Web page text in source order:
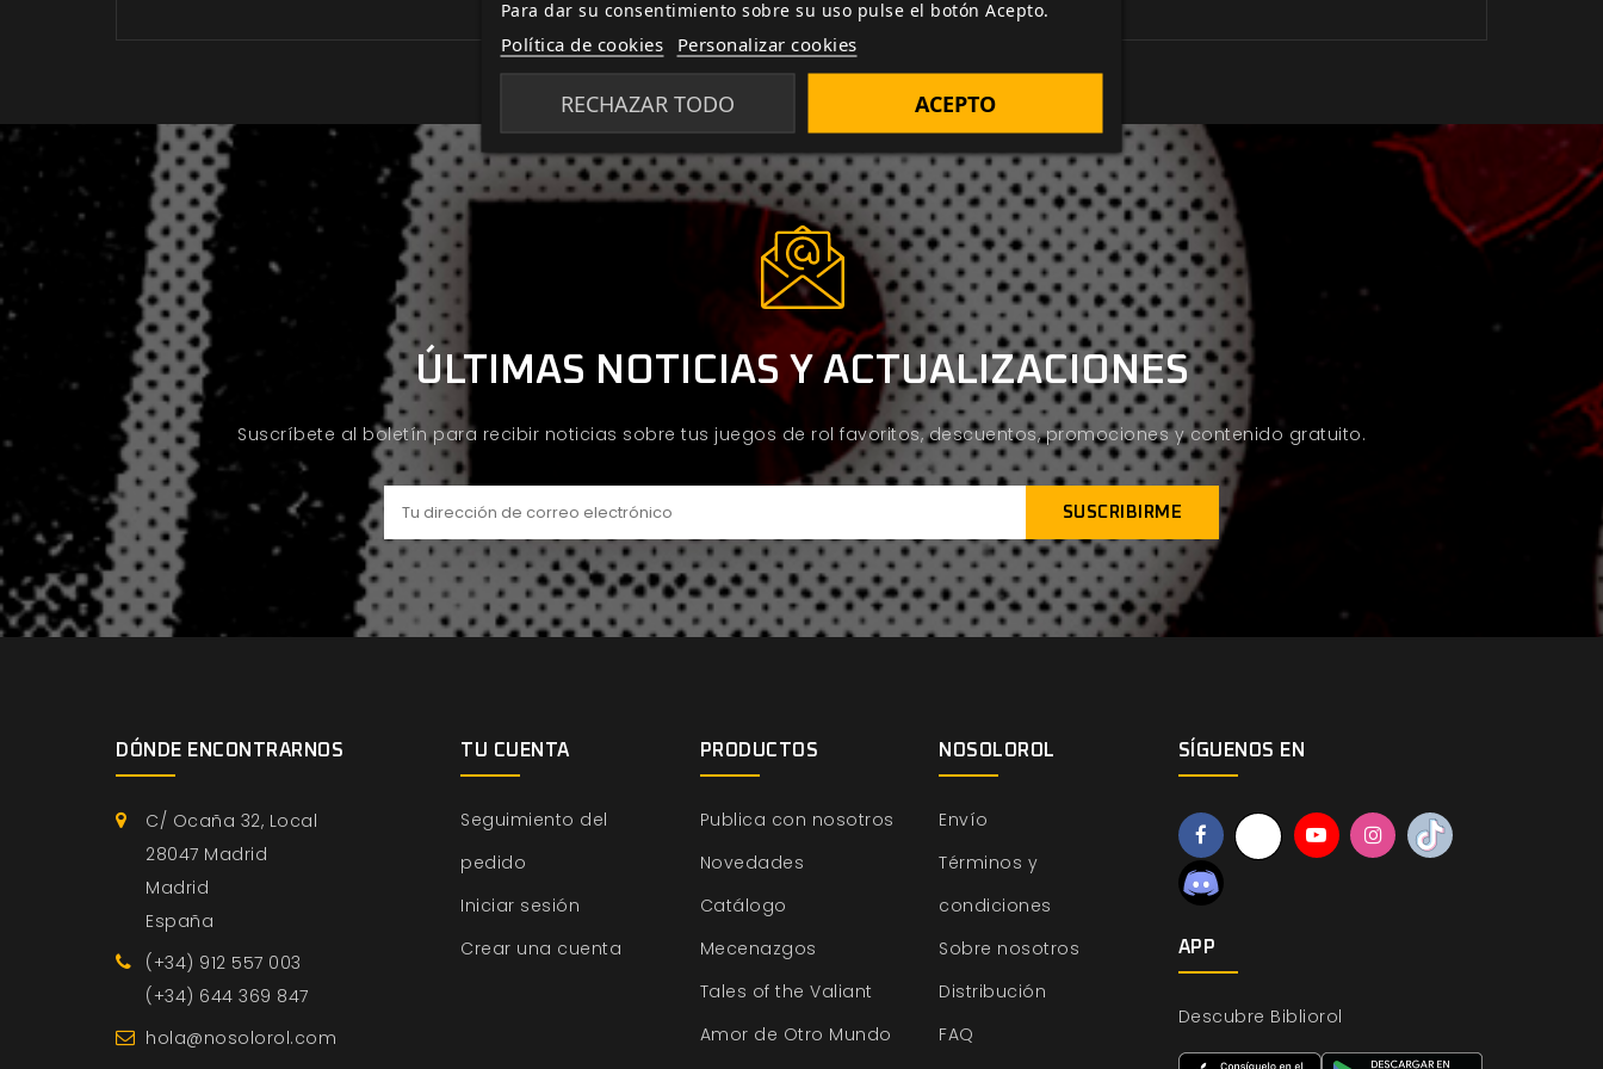
ÚLTIMAS NOTICIAS Y ACTUALIZACIONES
Suscríbete al boletín para recibir noticias sobre tus juegos de rol favoritos, descuentos, promociones y contenido gratuito.
DÓNDE ENCONTRARNOS
C/ Ocaña 32, Local
28047 Madrid
Madrid
España
(+34) 912 557 003
(+34) 644 369 847
hola@nosolorol.com
TU CUENTA
Seguimiento del
pedido
Iniciar sesión
Crear una cuenta
PRODUCTOS
Publica con nosotros
Novedades
Catálogo
Mecenazgos
Tales of the Valiant
Amor de Otro Mundo
NOSOLOROL
Envío
Términos y
condiciones
Sobre nosotros
Distribución
FAQ
SÍGUENOS EN
Para dar su consentimiento sobre su uso pulse el botón Acepto.
Política de cookies Personalizar cookies
RECHAZAR TODO ACEPTO
APP
Descubre Bibliorol